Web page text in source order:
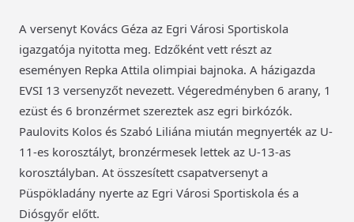
A versenyt Kovács Géza az Egri Városi Sportiskola
igazgatója nyitotta meg. Edzőként vett részt az
eseményen Repka Attila olimpiai bajnoka. A házigazda
EVSI 13 versenyzőt nevezett. Végeredményben 6 arany, 1
ezüst és 6 bronzérmet szereztek asz egri birkózók.
Paulovits Kolos és Szabó Liliána miután megnyerték az U-
11-es korosztályt, bronzérmesek lettek az U-13-as
korosztályban. At összesített csapatversenyt a
Püspökladány nyerte az Egri Városi Sportiskola és a
Diósgyőr előtt.